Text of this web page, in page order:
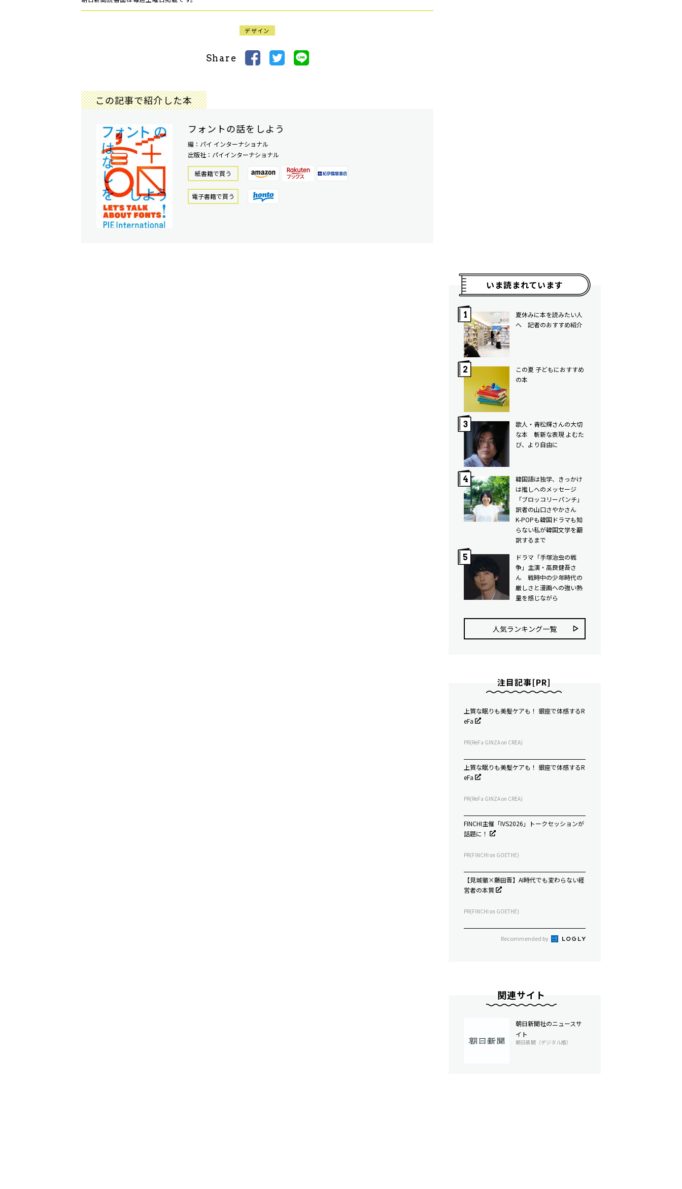
デザイン
Share
この記事で紹介した本
フォントの話をしよう
編：パイ インターナショナル
出版社：パイインターナショナル
紙書籍で買う
電⼦書籍で買う
いま読まれています
夏休みに本を読みたい人
へ 記者のおすすめ紹介
この夏 子どもにおすすめ
の本
歌人・青松輝さんの大切
な本 斬新な表現 よむた
び、より自由に
韓国語は独学、きっかけ
は推しへのメッセージ
「ブロッコリーパンチ」
訳者の山口さやかさん
K-POPも韓国ドラマも知
らない私が韓国文学を翻
訳するまで
ドラマ「手塚治虫の戦
争」主演・高良健吾さ
ん 戦時中の少年時代の
厳しさと漫画への強い熱
量を感じながら
人気ランキング⼀覧
注目記事[PR]
上質な眠りも美髪ケアも！ 銀座で体感するR
eFa
PR(ReFa GINZA on CREA)
上質な眠りも美髪ケアも！ 銀座で体感するR
eFa
PR(ReFa GINZA on CREA)
FINCHI主催「IVS2026」トークセッションが
話題に！
PR(FINCHI on GOETHE)
【見城徹×藤田晋】AI時代でも変わらない経
営者の本質
PR(FINCHI on GOETHE)
Recommended by
関連サイト
朝日新聞社のニュースサ
イト
朝日新聞（デジタル版）